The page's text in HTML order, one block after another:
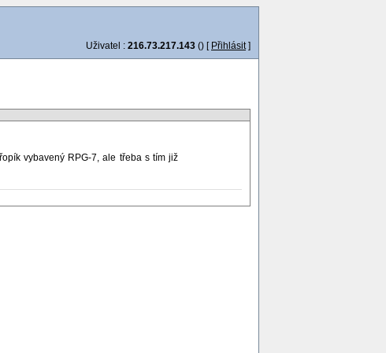
Uživatel : 216.73.217.143 () [ Přihlásit]
vybavený RPG-7, ale třeba s tím již